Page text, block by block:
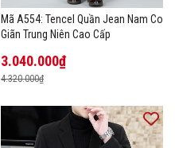
Mã A554: Tencel Quần Jean Nam Co
Giãn Trung Niên Cao Cấp
3.040.000₫
4.320.000₫